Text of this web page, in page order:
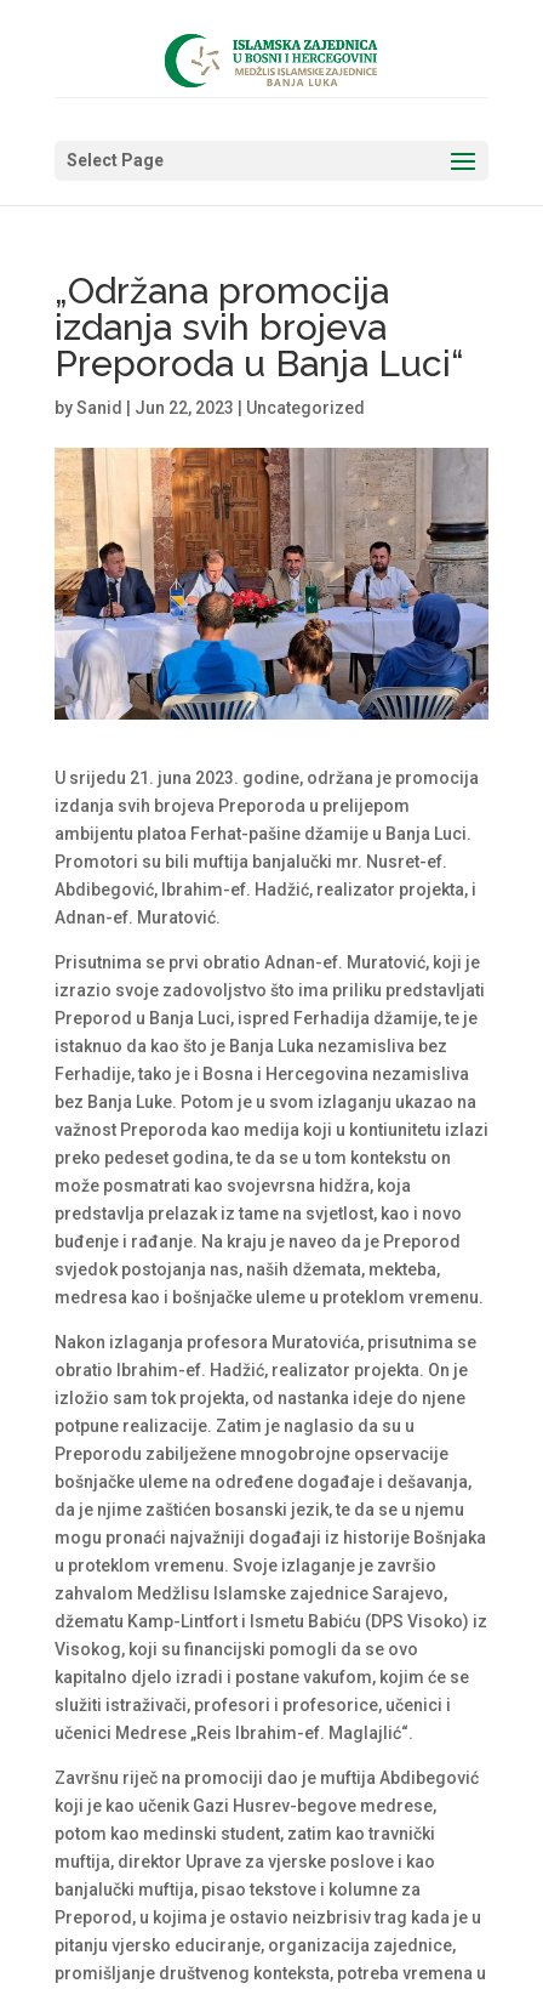
Select Page
„Održana promocija
izdanja svih brojeva
Preporoda u Banja Luci“
bySanid Jun 22, 2023 Uncategorized
U srijedu 21. juna 2023. godine, održana je promocija
izdanja svih brojeva Preporoda u prelijepom
ambijentu platoa Ferhat-pašine džamije u Banja Luci.
Promotori su bili muftija banjalučki mr. Nusret-ef.
Abdibegović, Ibrahim-ef. Hadžić, realizator projekta, i
Adnan-ef. Muratović.
Prisutnima se prvi obratio Adnan-ef. Muratović, koji je
izrazio svoje zadovoljstvo što ima priliku predstavljati
Preporod u Banja Luci, ispred Ferhadija džamije, te je
istaknuo da kao što je Banja Luka nezamisliva bez
Ferhadije, tako je i Bosna i Hercegovina nezamisliva
bez Banja Luke. Potom je u svom izlaganju ukazao na
važnost Preporoda kao medija koji u kontiunitetu izlazi
preko pedeset godina, te da se u tom kontekstu on
može posmatrati kao svojevrsna hidžra, koja
predstavlja prelazak iz tame na svjetlost, kao i novo
buđenje i rađanje. Na kraju je naveo da je Preporod
svjedok postojanja nas, naših džemata, mekteba,
medresa kao i bošnjačke uleme u proteklom vremenu.
Nakon izlaganja profesora Muratovića, prisutnima se
obratio Ibrahim-ef. Hadžić, realizator projekta. On je
izložio sam tok projekta, od nastanka ideje do njene
potpune realizacije. Zatim je naglasio da su u
Preporodu zabilježene mnogobrojne opservacije
bošnjačke uleme na određene događaje i dešavanja,
da je njime zaštićen bosanski jezik, te da se u njemu
mogu pronaći najvažniji događaji iz historije Bošnjaka
u proteklom vremenu. Svoje izlaganje je završio
zahvalom Medžlisu Islamske zajednice Sarajevo,
džematu Kamp-Lintfort i Ismetu Babiću (DPS Visoko) iz
Visokog, koji su financijski pomogli da se ovo
kapitalno djelo izradi i postane vakufom, kojim će se
služiti istraživači, profesori i profesorice, učenici i
učenici Medrese „Reis Ibrahim-ef. Maglajlić“.
Završnu riječ na promociji dao je muftija Abdibegović
koji je kao učenik Gazi Husrev-begove medrese,
potom kao medinski student, zatim kao travnički
muftija, direktor Uprave za vjerske poslove i kao
banjalučki muftija, pisao tekstove i kolumne za
Preporod, u kojima je ostavio neizbrisiv trag kada je u
pitanju vjersko educiranje, organizacija zajednice,
promišljanje društvenog konteksta, potreba vremena u